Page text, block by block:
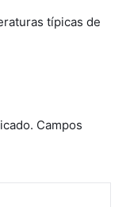
típicas de
Campos